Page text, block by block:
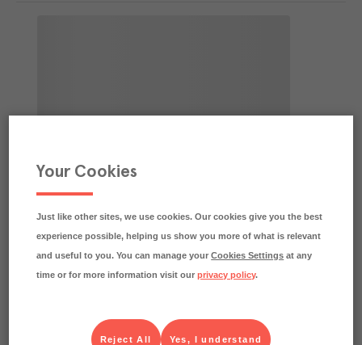
Your Cookies
Just like other sites, we use cookies. Our cookies give you the best
experience possible, helping us show you more of what is relevant
and useful to you. You can manage yourCookies Settings at any
time or for more information visit ourprivacy policy.
Yes, I understand
Reject All